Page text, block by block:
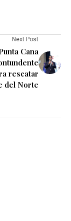
Next Post
Cana
rescatar
del Norte